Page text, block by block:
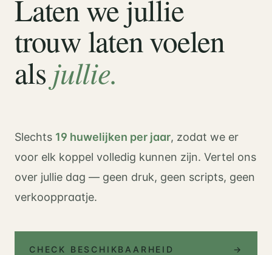
Laten we jullie
trouw laten voelen
alsjullie.
Slechts 19 huwelijken per jaar, zodat we er
voor elk koppel volledig kunnen zijn. Vertel ons
over jullie dag — geen druk, geen scripts, geen
verkooppraatje.
CHECK BESCHIKBAARHEID →